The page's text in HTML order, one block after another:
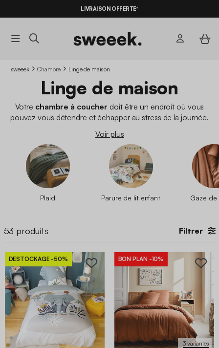
BONS PLANS* AVEC LECODE SUMMER10
sweeek Chambre Linge de maison
Linge de maison
Votre chambre à coucher doit être un endroit où vous
pouvez vous détendre et échapper au stress de la journée.
vous pouvez recharger vos batteries pour le prochain tour
dans un lit confortable
. Et quel meilleur moyen d'y parvenir que
embellir votre chambre avec de nouveaux draps ?
Voir plus
Plaid Parure de lit enfant Gaze
53 produits Filtrer
DESTOCKAGE -50%
3 variantes
BON PLAN -10%